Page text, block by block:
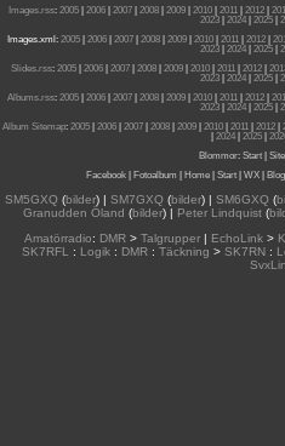
Images.rss: 2005| 2006| 2007| 2008| 2009| 2010| 2011| 2012|
2023| 2024| 2025|
Images.xml: 2005| 2006| 2007| 2008| 2009| 2010| 2011| 2012|
2023| 2024| 2025|
Slides.rss: 2005| 2006| 2007| 2008| 2009| 2010| 2011| 2012|
2023| 2024| 2025|
Albums.rss: 2005 2006 2007 2008 2009 2010 2011 2012
2023| 2024| 2025|
Album Sitemap: 2005| 2006| 2007| 2008| 2009| 2010| 2011| 2012|
2024| 2025|
Blommor: Start
Facebook| Fotoalbum Home| Start| WX|
SM5GXQ(bilder) | SM7GXQ(bilder) | SM6GXQ(
Granudden Öland (bilder) | Peter Lindquist (
Amatörradio: DMR> Talgrupper| EchoLink>
SK7RFL
: Logik : DMR : Täckning > SK7RN :